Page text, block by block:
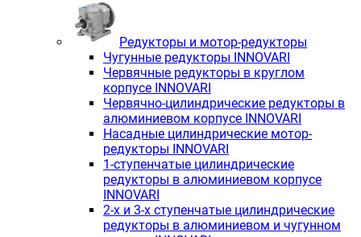
Редукторы и мотор-редукторы
Чугунные редукторы INNOVARI
Червячные редукторы в круглом
корпусе INNOVARI
Червячно-цилиндрические редукторы в
алюминиевом корпусе INNOVARI
Насадные цилиндрические мотор-
редукторы INNOVARI
1-ступенчатые цилиндрические
редукторы в алюминиевом корпусе
INNOVARI
2-х и 3-х ступенчатые цилиндрические
редукторы в алюминиевом и чугунном